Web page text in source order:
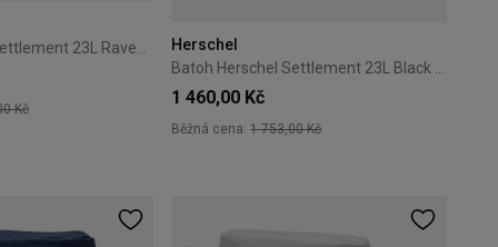
Kč
Herschel
1 460,00 Kč
Běžná cena:1 753,00 Kč